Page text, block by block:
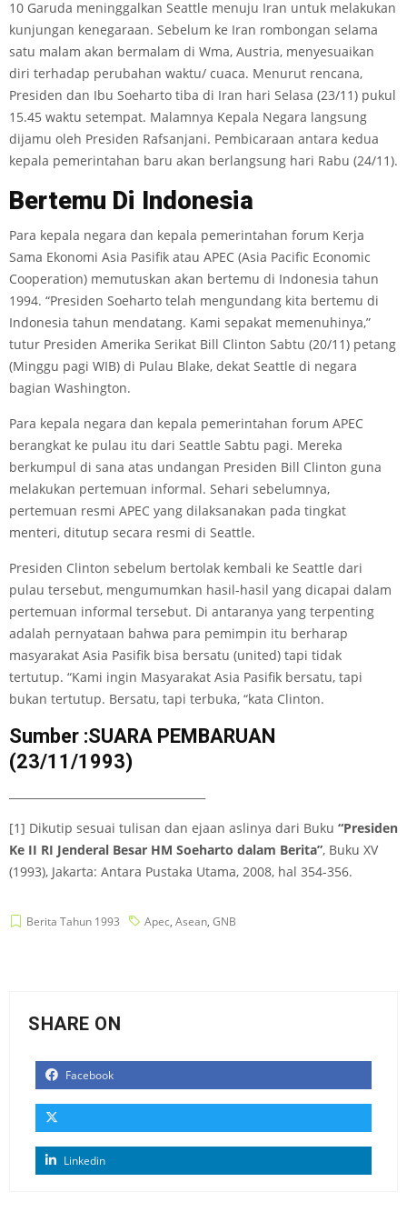
10 Garuda meninggalkan Seattle menuju Iran untuk melakukan
kunjungan kenegaraan. Sebelum ke Iran rombongan selama
satu malam akan bermalam di Wma, Austria, menyesuaikan
diri terhadap perubahan waktu/ cuaca. Menurut rencana,
Presiden dan Ibu Soeharto tiba di Iran hari Selasa (23/11) pukul
15.45 waktu setempat. Malamnya Kepala Negara langsung
dijamu oleh Presiden Rafsanjani. Pembicaraan antara kedua
kepala pemerintahan baru akan berlangsung hari Rabu (24/11).
Bertemu Di Indonesia
Para kepala negara dan kepala pemerintahan forum Kerja
Sama Ekonomi Asia Pasifik atau APEC (Asia Pacific Economic
Cooperation) memutuskan akan bertemu di Indonesia tahun
1994. “Presiden Soeharto telah mengundang kita bertemu di
Indonesia tahun mendatang. Kami sepakat memenuhinya,”
tutur Presiden Amerika Serikat Bill Clinton Sabtu (20/11) petang
(Minggu pagi WIB) di Pulau Blake, dekat Seattle di negara
bagian Washington.
Para kepala negara dan kepala pemerintahan forum APEC
berangkat ke pulau itu dari Seattle Sabtu pagi. Mereka
berkumpul di sana atas undangan Presiden Bill Clinton guna
melakukan pertemuan informal. Sehari sebelumnya,
pertemuan resmi APEC yang dilaksanakan pada tingkat
menteri, ditutup secara resmi di Seattle.
Presiden Clinton sebelum bertolak kembali ke Seattle dari
pulau tersebut, mengumumkan hasil-hasil yang dicapai dalam
pertemuan informal tersebut. Di antaranya yang terpenting
adalah pernyataan bahwa para pemimpin itu berharap
masyarakat Asia Pasifik bisa bersatu (united) tapi tidak
tertutup. “Kami ingin Masyarakat Asia Pasifik bersatu, tapi
bukan tertutup. Bersatu, tapi terbuka, “kata Clinton.
Sumber :SUARA PEMBARUAN
(23/11/1993)
[1] Dikutip sesuai tulisan dan ejaan aslinya dari Buku “Presiden
Ke II RI Jenderal Besar HM Soeharto dalam Berita”, Buku XV
(1993), Jakarta: Antara Pustaka Utama, 2008, hal 354-356.
Berita Tahun 1993 Apec, Asean, GNB
SHARE ON
Facebook
Linkedin